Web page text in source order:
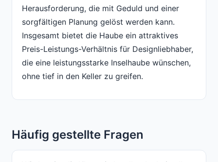
Herausforderung, die mit Geduld und einer
sorgfältigen Planung gelöst werden kann.
Insgesamt bietet die Haube ein attraktives
Preis-Leistungs-Verhältnis für Designliebhaber,
die eine leistungsstarke Inselhaube wünschen,
ohne tief in den Keller zu greifen.
Häufig gestellte Fragen